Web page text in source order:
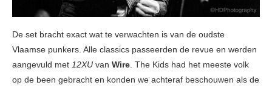
De set bracht exact wat te verwachten is van de oudste
Vlaamse punkers. Alle classics passeerden de revue en werden
aangevuld met 12XU van Wire. The Kids had het meeste volk
op de been gebracht en konden we achteraf beschouwen als de